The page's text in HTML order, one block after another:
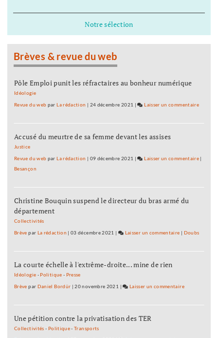
Notre sélection
Brèves & revue du web
Pôle Emploi punit les réfractaires au bonheur numérique
Idéologie
Revue du web parLa rédaction | 24 décembre 2021 | Laisser un commentaire
pole
Accusé du meurtre de sa femme devant les assises
Justice
Revue du web parLa rédaction | 09 décembre 2021 | Laisser un commentaire on
prof
|
Besançon
Christine Bouquin suspend le directeur du bras armé du
département
Collectivités
Brève par La rédaction |03 décembre 2021 | Laisser un commentaire on
devenue
| Doubs
La courte échelle à l'extrême-droite... mine de rien
Idéologie - Politique - Presse
Brève par Daniel Bordür |20 novembre 2021 | Laisser un commentaireon
devenue
Une pétition contre la privatisation des TER
Collectivités - Politique-Transports